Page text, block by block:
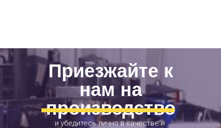
Приезжайте к
нам на
производство
и убедитесь лично в качестве и